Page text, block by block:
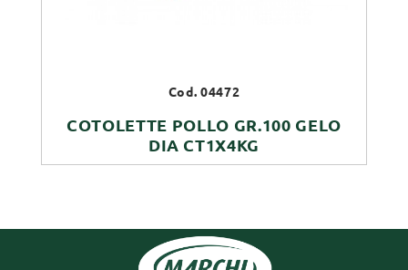
Cod. 04472
COTOLETTE POLLO GR.100 GELO
DIA CT1X4KG